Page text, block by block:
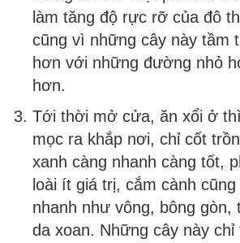
làm tăng độ rực rỡ của đô
cũng vì những cây này tầm
hơn với những đường nhỏ
hơn.
Tới thời mở cửa, ăn xổi ở
mọc ra khắp nơi, chỉ cốt
xanh càng nhanh càng tốt,
loài ít giá trị, cắm cành
nhanh như vông, bông gòn,
da xoan. Những cây này chỉ